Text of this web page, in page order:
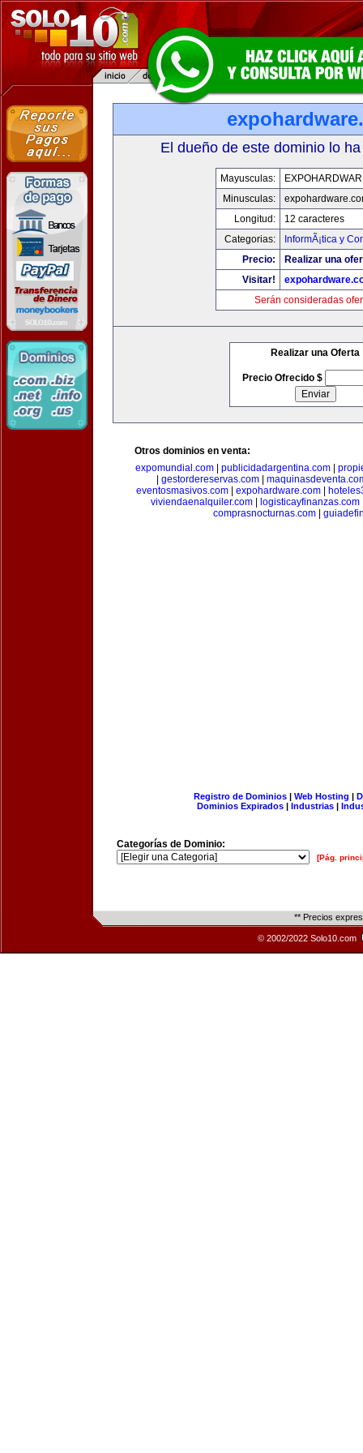
El dueño de este dominio lo
Mayusculas:
Minusculas:
Longitud:
12 caracteres
Categorias:
InformÃ¡tica y
Precio:
Realizar una
Visitar!
Serán consideradas
Realizar una Oferta
Precio Ofrecido $
Otros dominios en venta:
expomundial.com| publicidadargentina.com|
gestordereservas.com|
eventosmasivos.com
expohardware.com
viviendaenalquiler.com
logisticayfinanzas.com
comprasnocturnas.com
Registro de Dominios| Web Hosting |
Dominios Expirados | Industrias |
Categorías de Dominio:
[Pág.
** Precios
© 2002/2022 Solo10.com